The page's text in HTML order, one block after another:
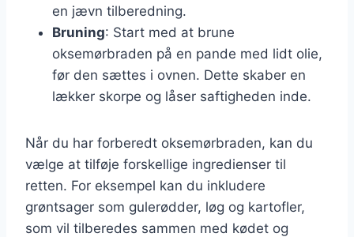
en jævn tilberedning.
Bruning: Start med at brune
oksemørbraden på en pande med lidt olie,
før den sættes i ovnen. Dette skaber en
lækker skorpe og låser saftigheden inde.
Når du har forberedt oksemørbraden, kan du
vælge at tilføje forskellige ingredienser til
retten. For eksempel kan du inkludere
grøntsager som gulerødder, løg og kartofler,
som vil tilberedes sammen med kødet og